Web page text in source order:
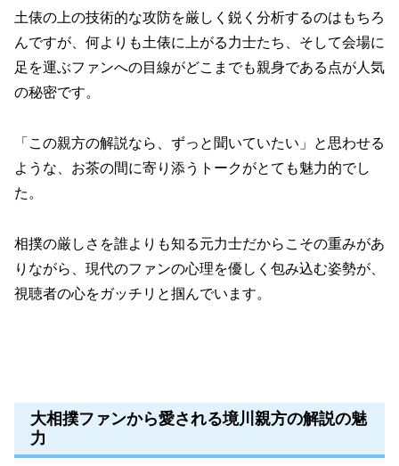
土俵の上の技術的な攻防を厳しく鋭く分析するのはもちろ
んですが、何よりも土俵に上がる力士たち、そして会場に
足を運ぶファンへの目線がどこまでも親身である点が人気
の秘密です。
「この親方の解説なら、ずっと聞いていたい」と思わせる
ような、お茶の間に寄り添うトークがとても魅力的でし
た。
相撲の厳しさを誰よりも知る元力士だからこその重みがあ
りながら、現代のファンの心理を優しく包み込む姿勢が、
視聴者の心をガッチリと掴んでいます。
大相撲ファンから愛される境川親方の解説の魅
力